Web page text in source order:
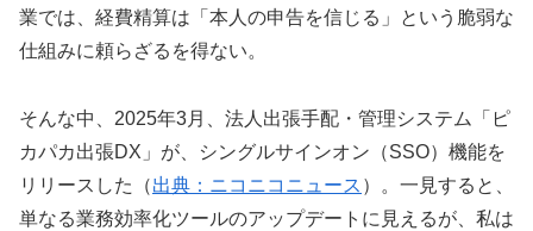
業では、経費精算は「本人の申告を信じる」という脆弱な
仕組みに頼らざるを得ない。
そんな中、2025年3月、法人出張手配・管理システム「ピ
カパカ出張DX」が、シングルサインオン（SSO）機能を
リリースした（出典：ニコニコニュース ）。一見すると、
単なる業務効率化ツールのアップデートに見えるが、私は